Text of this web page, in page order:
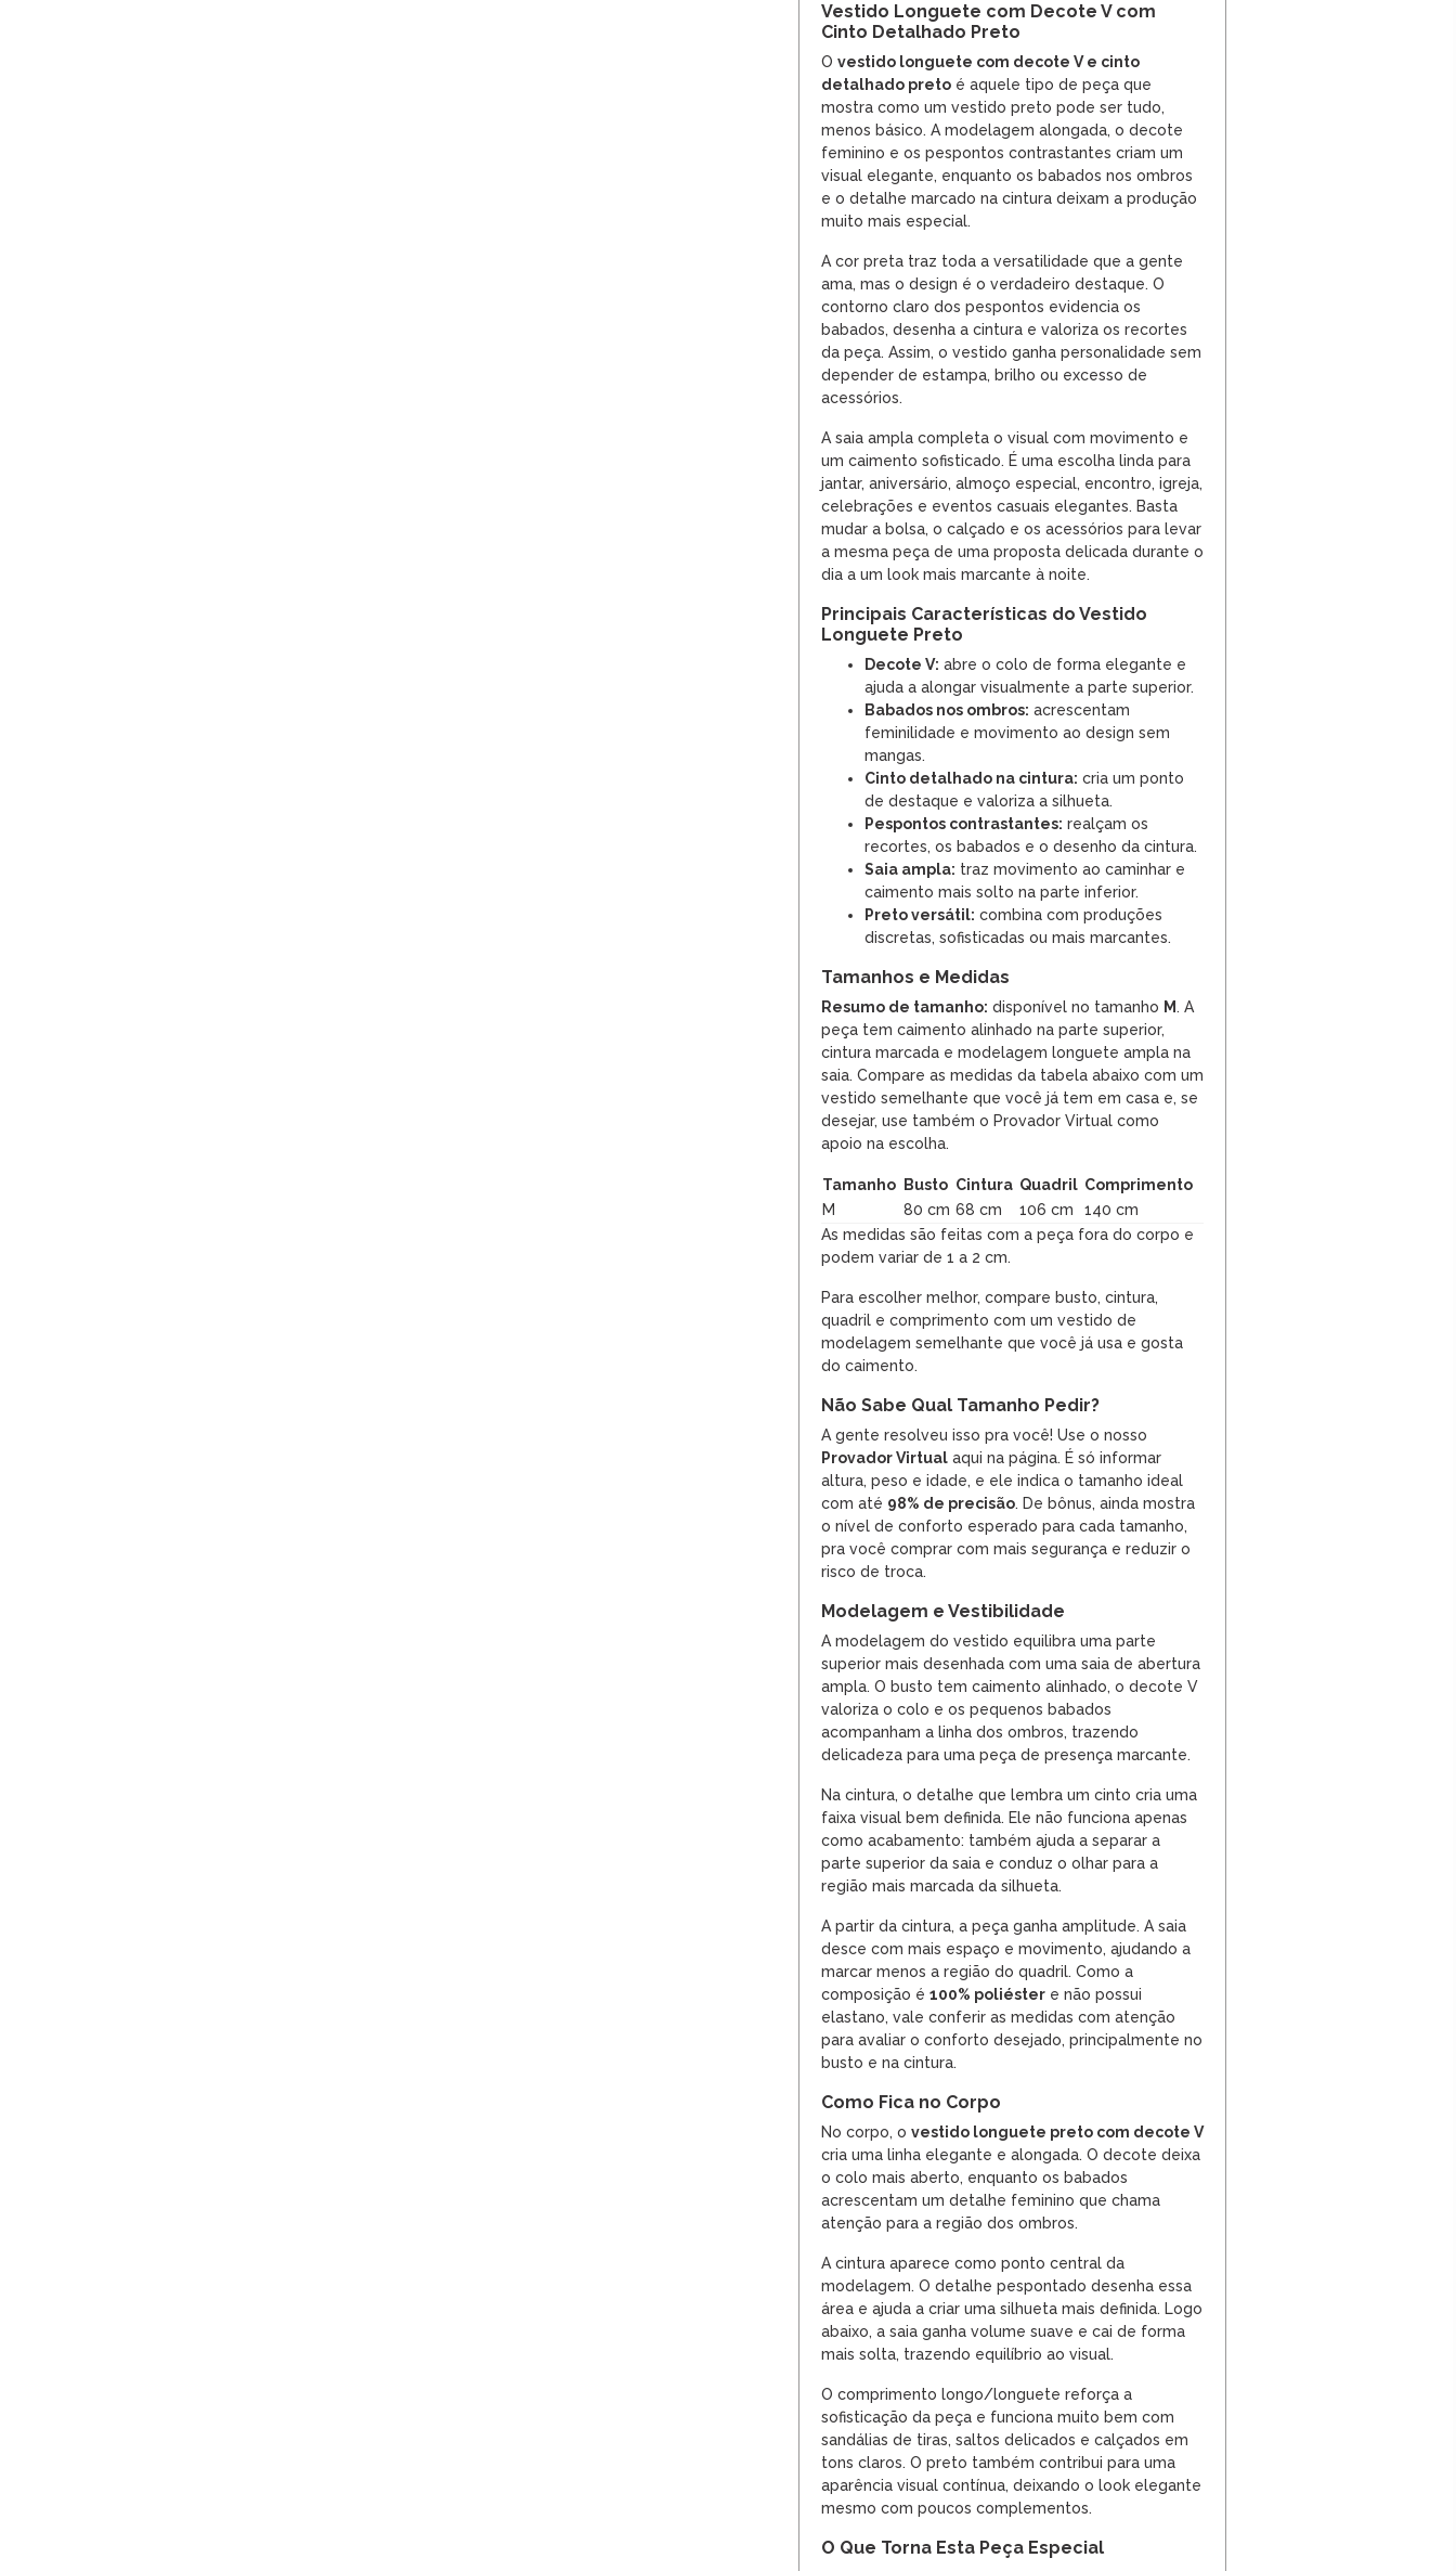
Vestido Longuete com Decote V com
Cinto Detalhado Preto
O vestido longuete com decote V e cinto
detalhado preto é aquele tipo de peça que
mostra como um vestido preto pode ser tudo,
menos básico. A modelagem alongada, o decote
feminino e os pespontos contrastantes criam um
visual elegante, enquanto os babados nos ombros
e o detalhe marcado na cintura deixam a produção
muito mais especial.
A cor preta traz toda a versatilidade que a gente
ama, mas o design é o verdadeiro destaque. O
contorno claro dos pespontos evidencia os
babados, desenha a cintura e valoriza os recortes
da peça. Assim, o vestido ganha personalidade sem
depender de estampa, brilho ou excesso de
acessórios.
A saia ampla completa o visual com movimento e
um caimento sofisticado. É uma escolha linda para
jantar, aniversário, almoço especial, encontro, igreja,
celebrações e eventos casuais elegantes. Basta
mudar a bolsa, o calçado e os acessórios para levar
a mesma peça de uma proposta delicada durante o
dia a um look mais marcante à noite.
Principais Características do Vestido
Longuete Preto
Decote V: abre o colo de forma elegante e
ajuda a alongar visualmente a parte superior.
Babados nos ombros: acrescentam
feminilidade e movimento ao design sem
mangas.
Cinto detalhado na cintura: cria um ponto
de destaque e valoriza a silhueta.
Pespontos contrastantes: realçam os
recortes, os babados e o desenho da cintura.
Saia ampla: traz movimento ao caminhar e
caimento mais solto na parte inferior.
Preto versátil: combina com produções
discretas, sofisticadas ou mais marcantes.
Tamanhos e Medidas
Resumo de tamanho: disponível no tamanho M. A
peça tem caimento alinhado na parte superior,
cintura marcada e modelagem longuete ampla na
saia. Compare as medidas da tabela abaixo com um
vestido semelhante que você já tem em casa e, se
desejar, use também o Provador Virtual como
apoio na escolha.
Tamanho Busto Cintura Quadril Comprimento
M
80 cm 68 cm 106 cm
140 cm
As medidas são feitas com a peça fora do corpo e
podem variar de 1 a 2 cm.
Para escolher melhor, compare busto, cintura,
quadril e comprimento com um vestido de
modelagem semelhante que você já usa e gosta
do caimento.
Não Sabe Qual Tamanho Pedir?
A gente resolveu isso pra você! Use o nosso
Provador Virtual aqui na página. É só informar
altura, peso e idade, e ele indica o tamanho ideal
com até 98% de precisão. De bônus, ainda mostra
o nível de conforto esperado para cada tamanho,
pra você comprar com mais segurança e reduzir o
risco de troca.
Modelagem e Vestibilidade
A modelagem do vestido equilibra uma parte
superior mais desenhada com uma saia de abertura
ampla. O busto tem caimento alinhado, o decote V
valoriza o colo e os pequenos babados
acompanham a linha dos ombros, trazendo
delicadeza para uma peça de presença marcante.
Na cintura, o detalhe que lembra um cinto cria uma
faixa visual bem definida. Ele não funciona apenas
como acabamento: também ajuda a separar a
parte superior da saia e conduz o olhar para a
região mais marcada da silhueta.
A partir da cintura, a peça ganha amplitude. A saia
desce com mais espaço e movimento, ajudando a
marcar menos a região do quadril. Como a
composição é 100% poliéster e não possui
elastano, vale conferir as medidas com atenção
para avaliar o conforto desejado, principalmente no
busto e na cintura.
Como Fica no Corpo
No corpo, o vestido longuete preto com decote V
cria uma linha elegante e alongada. O decote deixa
o colo mais aberto, enquanto os babados
acrescentam um detalhe feminino que chama
atenção para a região dos ombros.
A cintura aparece como ponto central da
modelagem. O detalhe pespontado desenha essa
área e ajuda a criar uma silhueta mais definida. Logo
abaixo, a saia ganha volume suave e cai de forma
mais solta, trazendo equilíbrio ao visual.
O comprimento longo/longuete reforça a
sofisticação da peça e funciona muito bem com
sandálias de tiras, saltos delicados e calçados em
tons claros. O preto também contribui para uma
aparência visual contínua, deixando o look elegante
mesmo com poucos complementos.
O Que Torna Esta Peça Especial